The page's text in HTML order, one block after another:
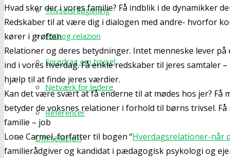
Trivselsrådgivning
ESG og relazion
Foredrag om trivsel
Netværk for ledere
Referencer
Om relazion
Hvad sker der i vores familie? Få indblik i de dynamikker
Redskaber til at være dig i dialogen med andre- hvorfor
kører i grøften
Relationer og deres betydninger. Intet menneske lever
ind i vores hverdag. Få enkle redskaber til jeres samtaler
hjælp til at finde jeres værdier.
Kan det være svært at få enderne til at mødes hos jer? Få
betyder de voksnes relationer i forhold til børns trivsel.
familie – job
Lone Carmel, forfatter til bogen “Hverdagsrelationer-
familierådgiver og kandidat i pædagogisk psykologi og